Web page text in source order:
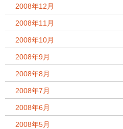
2008年12月
2008年11月
2008年10月
2008年9月
2008年8月
2008年7月
2008年6月
2008年5月